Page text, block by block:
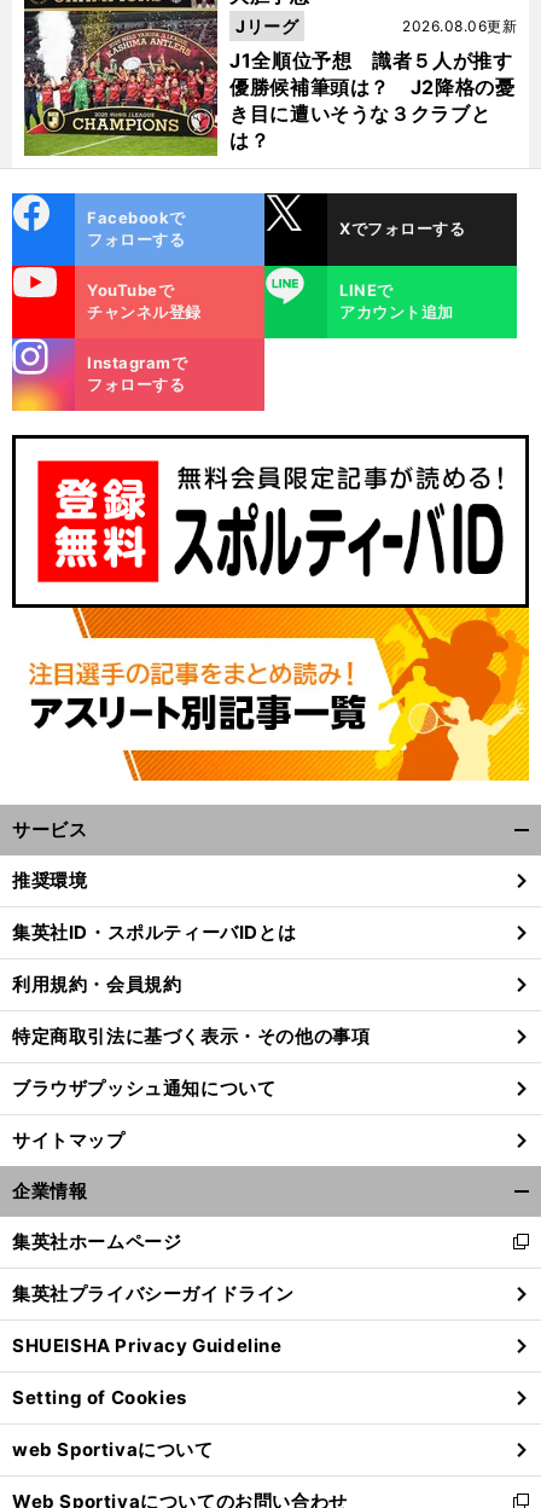
J1全順位予想 識者５人が推す
優勝候補筆頭は？ J2降格の憂
き目に遭いそうな３クラブと
は？
2026.08.06更新
Jリーグ
ok
Facebookで
フォローする
Xでフォローする
YouTubeで
チャンネル登録
LINE
LINEで
アカウント追加
m
Instagramで
フォローする
サービス
閉
る
推奨環境
集英社ID・スポルティーバIDとは
利用規約・会員規約
特定商取引法に基づく表示・その他の事項
ブラウザプッシュ通知について
サイトマップ
企業情報
閉
る
集英社ホームページ
新
し
い
ウ
ィ
ン
ド
ウ
で
開
く
集英社プライバシーガイドライン
SHUEISHA Privacy Guideline
Setting of Cookies
web Sportivaについて
Web Sportivaについてのお問い合わせ